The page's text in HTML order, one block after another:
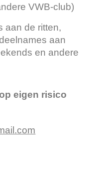
VWB-club)
aan de ritten,
aan
en andere
eigen risico